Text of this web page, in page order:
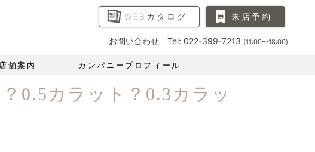
WEBカタログ 来店予約
お問い合わせ Tel: 022-399-7213 (11:00〜18:00)
店舗案内 カンパニープロフィール
0.5カラット？0.3カラッ